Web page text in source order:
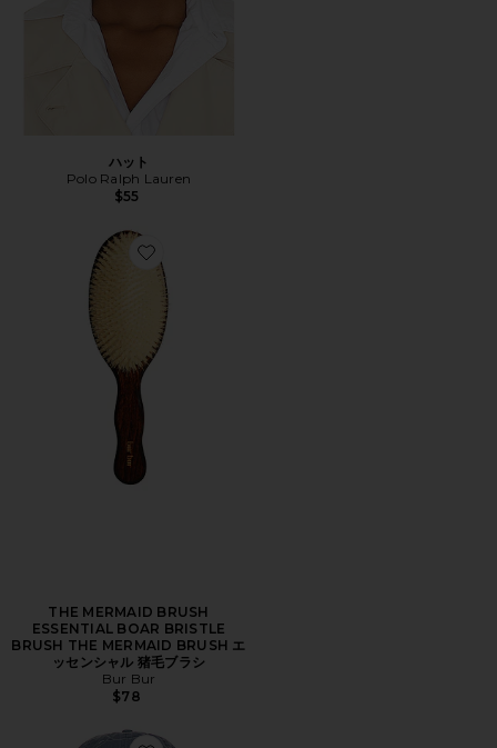
ハット
Polo Ralph Lauren
$55
Favorite THE MERMAID BRUSH ESSENTIAL BOAR
THE MERMAID BRUSH
ESSENTIAL BOAR BRISTLE
BRUSH THE MERMAID BRUSH エ
ッセンシャル 猪毛ブラシ
Bur Bur
$78